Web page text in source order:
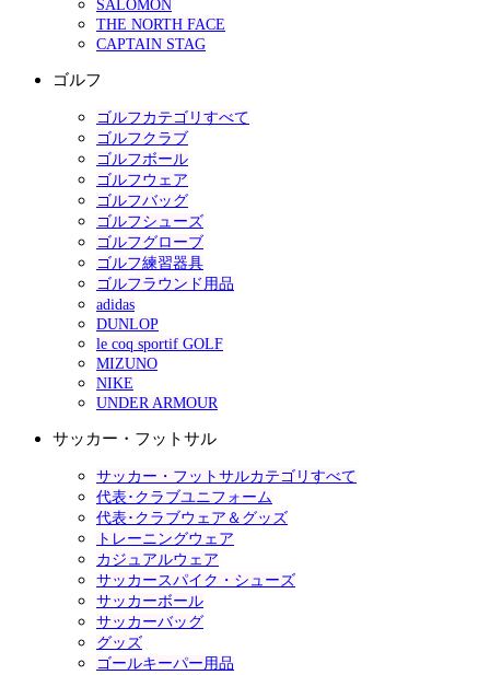
SALOMON
THE NORTH FACE
CAPTAIN STAG
ゴルフ
ゴルフカテゴリすべて
ゴルフクラブ
ゴルフボール
ゴルフウェア
ゴルフバッグ
ゴルフシューズ
ゴルフグローブ
ゴルフ練習器具
ゴルフラウンド用品
adidas
DUNLOP
le coq sportif GOLF
MIZUNO
NIKE
UNDER ARMOUR
サッカー・フットサル
サッカー・フットサルカテゴリすべて
代表･クラブユニフォーム
代表･クラブウェア＆グッズ
トレーニングウェア
カジュアルウェア
サッカースパイク・シューズ
サッカーボール
サッカーバッグ
グッズ
ゴールキーパー用品